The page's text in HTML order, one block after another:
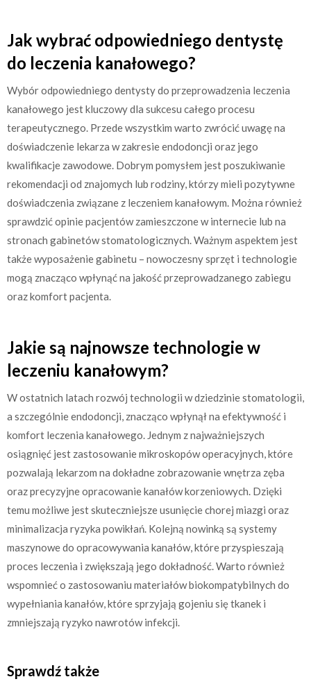
Jak wybrać odpowiedniego dentystę
do leczenia kanałowego?
Wybór odpowiedniego dentysty do przeprowadzenia leczenia
kanałowego jest kluczowy dla sukcesu całego procesu
terapeutycznego. Przede wszystkim warto zwrócić uwagę na
doświadczenie lekarza w zakresie endodoncji oraz jego
kwalifikacje zawodowe. Dobrym pomysłem jest poszukiwanie
rekomendacji od znajomych lub rodziny, którzy mieli pozytywne
doświadczenia związane z leczeniem kanałowym. Można również
sprawdzić opinie pacjentów zamieszczone w internecie lub na
stronach gabinetów stomatologicznych. Ważnym aspektem jest
także wyposażenie gabinetu – nowoczesny sprzęt i technologie
mogą znacząco wpłynąć na jakość przeprowadzanego zabiegu
oraz komfort pacjenta.
Jakie są najnowsze technologie w
leczeniu kanałowym?
W ostatnich latach rozwój technologii w dziedzinie stomatologii,
a szczególnie endodoncji, znacząco wpłynął na efektywność i
komfort leczenia kanałowego. Jednym z najważniejszych
osiągnięć jest zastosowanie mikroskopów operacyjnych, które
pozwalają lekarzom na dokładne zobrazowanie wnętrza zęba
oraz precyzyjne opracowanie kanałów korzeniowych. Dzięki
temu możliwe jest skuteczniejsze usunięcie chorej miazgi oraz
minimalizacja ryzyka powikłań. Kolejną nowinką są systemy
maszynowe do opracowywania kanałów, które przyspieszają
proces leczenia i zwiększają jego dokładność. Warto również
wspomnieć o zastosowaniu materiałów biokompatybilnych do
wypełniania kanałów, które sprzyjają gojeniu się tkanek i
zmniejszają ryzyko nawrotów infekcji.
Sprawdź także